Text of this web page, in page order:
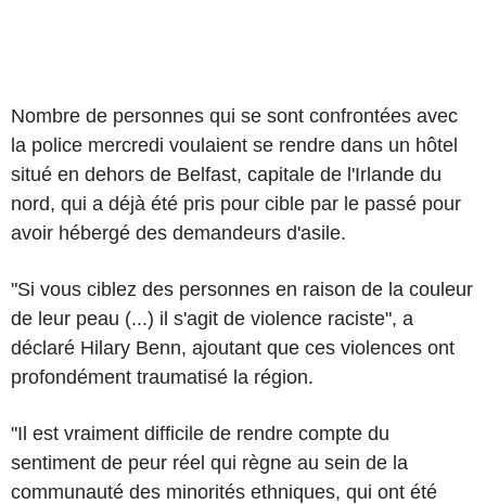
Nombre de personnes qui se sont confrontées avec
la police mercredi voulaient se rendre dans un hôtel
situé en dehors de Belfast, capitale de l'Irlande du
nord, qui a déjà été pris pour cible par le passé pour
avoir hébergé des demandeurs d'asile.
"Si vous ciblez des personnes en raison de la couleur
de leur peau (...) il s'agit de violence raciste", a
déclaré Hilary Benn, ajoutant que ces violences ont
profondément traumatisé la région.
"Il est vraiment difficile de rendre compte du
sentiment de peur réel qui règne au sein de la
communauté des minorités ethniques, qui ont été